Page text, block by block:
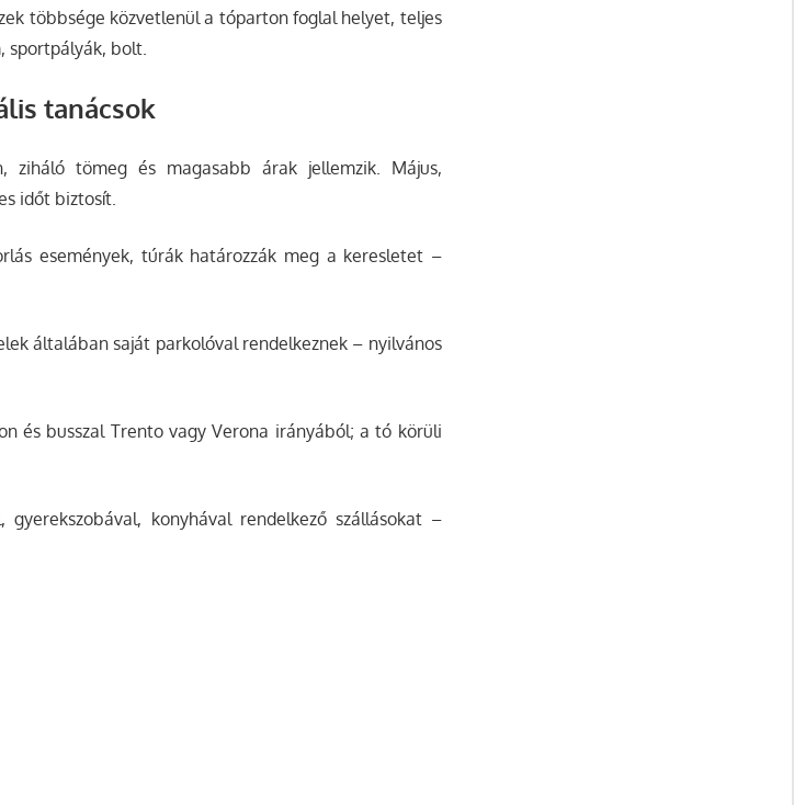
többsége közvetlenül a tóparton foglal helyet, teljes
sportpályák, bolt.
tanácsok
ziháló tömeg és magasabb árak jellemzik. Május,
időt biztosít.
események, túrák határozzák meg a keresletet –
általában saját parkolóval rendelkeznek – nyilvános
és busszal Trento vagy Verona irányából; a tó körüli
gyerekszobával, konyhával rendelkező szállásokat –